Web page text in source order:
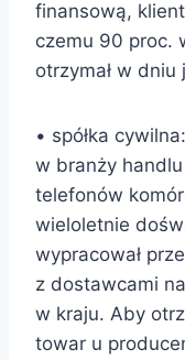
finansową,
czemu 90 proc.
otrzymał w
• spółka
w branży
telefonów
wieloletnie
wypracował
z dostawcami
w kraju. Aby
towar u